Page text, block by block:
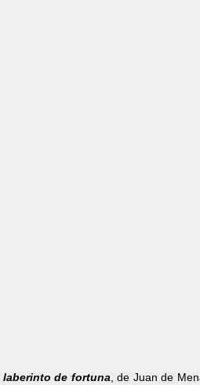
laberinto de fortuna , de Juan de